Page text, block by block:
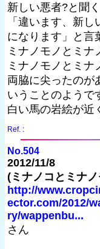
新しい悪者?と聞
「違います、新し
になります」と言
ミナノモノとミナ
ミナノモノとミ
両脇に尖ったのが
いうことのようで
白い馬の岩絵が近
Ref. :
No.504
2012/11/8
(ミナノコとミナノ
http://
ector.com/2012/
ry/wappenbu...
さん